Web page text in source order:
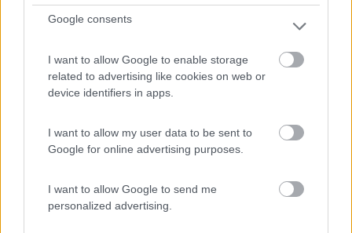
Google consents
I want to allow Google to enable storage
related to advertising like cookies on web or
device identifiers in apps.
I want to allow my user data to be sent to
Google for online advertising purposes.
I want to allow Google to send me
personalized advertising.
Via dei Mille, 127